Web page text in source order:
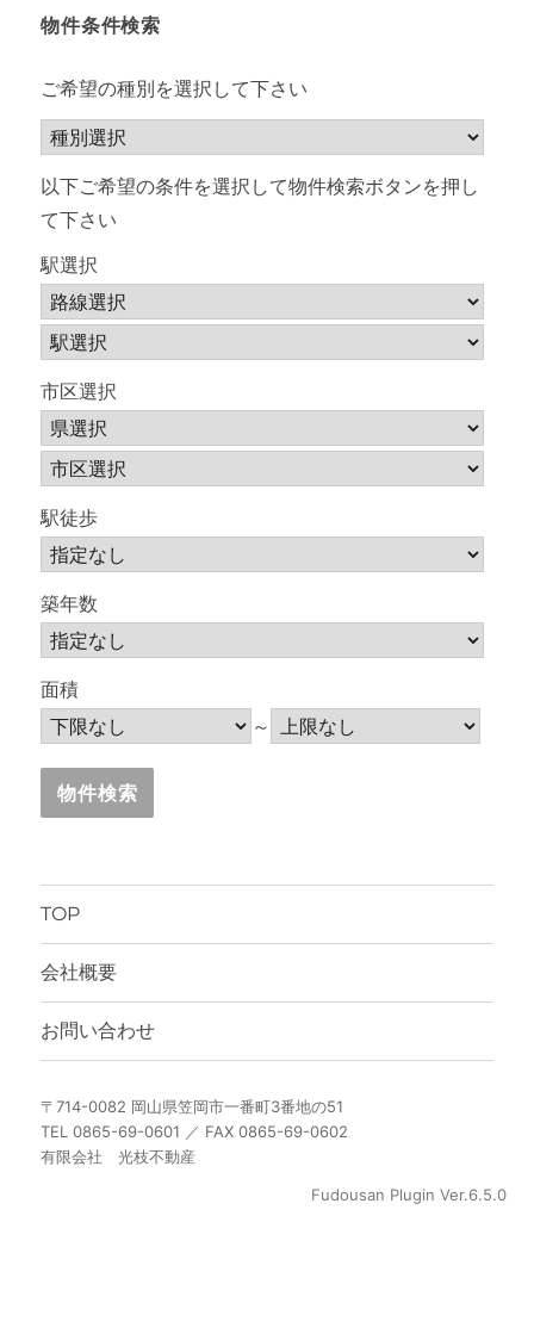
物件条件検索
ご希望の種別を選択して下さい
以下ご希望の条件を選択して物件検索ボタンを押し
て下さい
駅選択
市区選択
駅徒歩
築年数
面積
～
TOP
会社概要
お問い合わせ
〒714-0082 岡山県笠岡市一番町3番地の51
TEL 0865-69-0601 ／ FAX 0865-69-0602
有限会社 光枝不動産
Fudousan Plugin Ver.6.5.0